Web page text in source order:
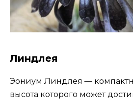
Линдлея
Эониум Линдлея —
высота которого может